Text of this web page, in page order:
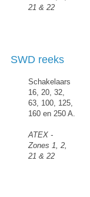
21 & 22
SWD reeks
Schakelaars
16, 20, 32,
63, 100, 125,
160 en 250 A.
ATEX -
Zones 1, 2,
21 & 22